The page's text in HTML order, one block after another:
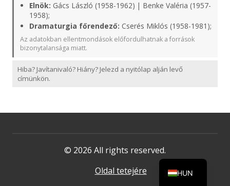
Elnök: Gács László (1958-1962) | Benke Valéria (1957-
1958);
Dramaturgia főrendező: Cserés Miklós (1958-1981);
Az adatokban ellentmondások előfordulhatnak a források
bizonytalansága miatt.
Hiba? Javítanivaló? Hiány? Jelezd a nyitólap alján levő
címünkön.
© 2026 All rights reserved.
Oldal tetejére
HUN